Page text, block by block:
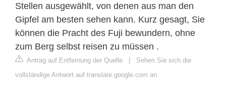
Stellen ausgewählt, von denen aus man den
Gipfel am besten sehen kann. Kurz gesagt, Sie
können die Pracht des Fuji bewundern, ohne
zum Berg selbst reisen zu müssen .
Antrag auf Entfernung der Quelle | Sehen Sie sich die
vollständige Antwort auf translate.google.com an